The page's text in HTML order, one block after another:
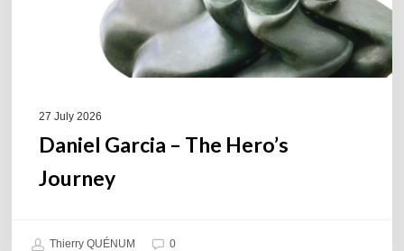
27 July 2026
Daniel Garcia – The Hero’s
Journey
Thierry QUÉNUM 0